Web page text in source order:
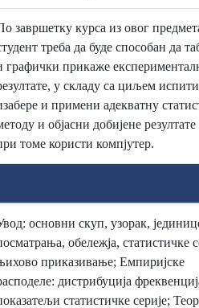
завршетку курса из овог
треба да буде способан да
графички прикаже
у складу са циљем
и примени адекватну
и објасни добијене
томе користи компјутер.
основни скуп, узорак,
обележја, статистичке
приказивање; Емпиријске
дистрибуција
статистичке серије;